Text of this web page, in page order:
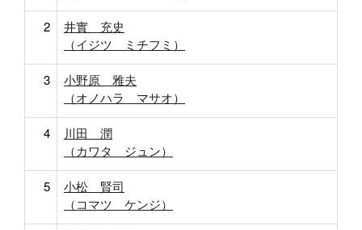
2
井實 充史
（イジツ ミチフミ）
3
小野原 雅夫
（オノハラ マサオ）
4
川田 潤
（カワタ ジュン）
5
小松 賢司
（コマツ ケンジ）